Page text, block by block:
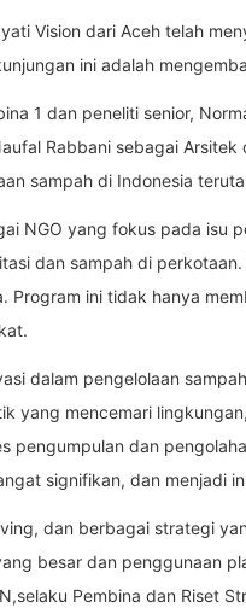
Vision dari Aceh telah
ini adalah
1 dan peneliti senior,
Rabbani sebagai
sampah di Indonesia
NGO yang fokus pada isu
dan sampah di
ini tidak hanya
dalam pengelolaan
yang mencemari
pengumpulan dan
signifikan, dan menjadi
dan berbagai strategi
besar dan penggunaan
Pembina dan Riset